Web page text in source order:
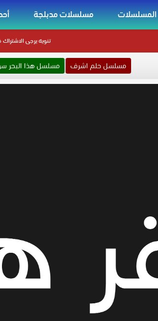
مسلسلات مدبلجة
تنويهيرجى
مسلسل حلم اشرف مسلسل هذا البحر